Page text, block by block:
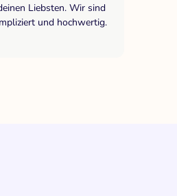
Liebsten. Wir sind
und hochwertig.